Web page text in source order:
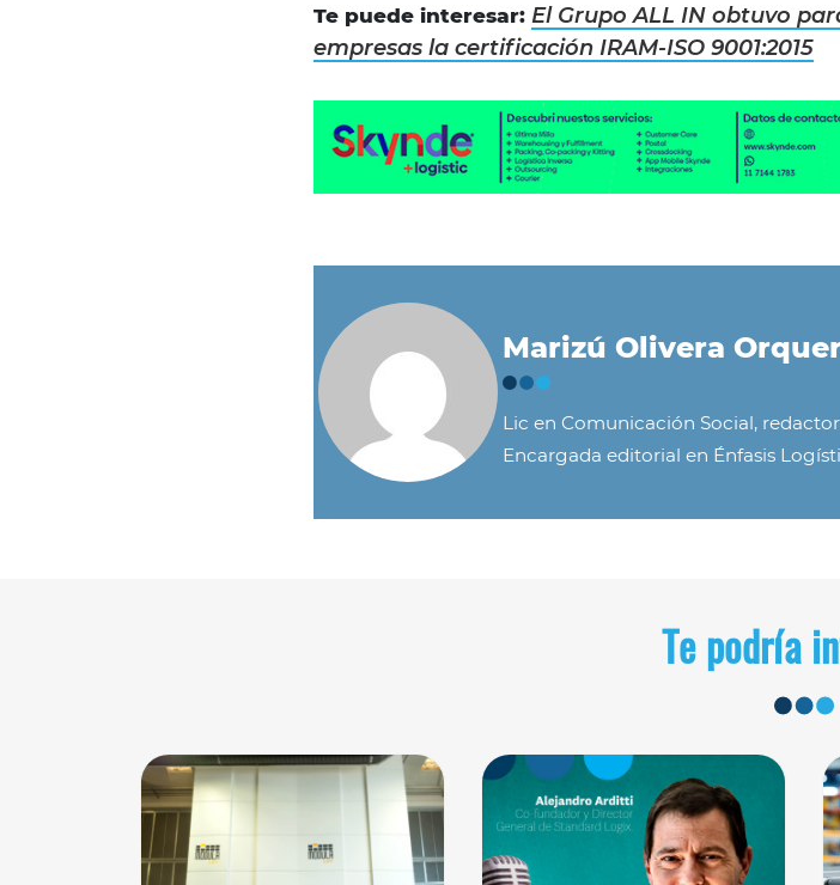
Te puede interesar: El Grupo ALL IN obtuvo
empresas la certificación IRAM-ISO 9001:2015
Marizú Olivera
Lic en Comunicación Social,
Encargada editorial en Énfasis
Te podría